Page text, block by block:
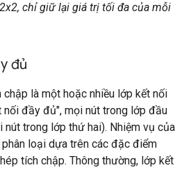
chỉ giữ lại giá trị tối đa của mỗi
đủ
là một hoặc nhiều lớp kết nối
đầy đủ", mọi nút trong lớp đầu
trong lớp thứ hai). Nhiệm vụ của
loại dựa trên các đặc điểm
tích chập. Thông thường, lớp kết